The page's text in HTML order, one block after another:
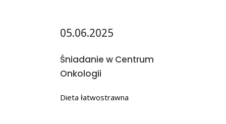
05.06.2025
Śniadanie w Centrum
Onkologii
Dieta łatwostrawna